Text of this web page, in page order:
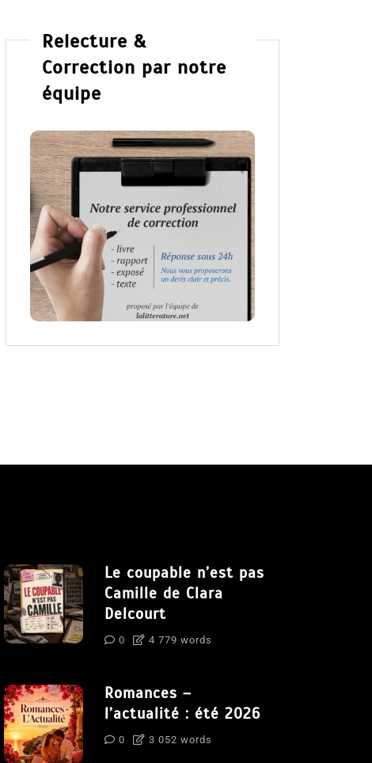
Relecture &
Correction par notre
équipe
Le coupable n’est pas
Camille de Clara
Delcourt
0 4 779 words
Romances –
l’actualité : été 2026
0 3 052 words